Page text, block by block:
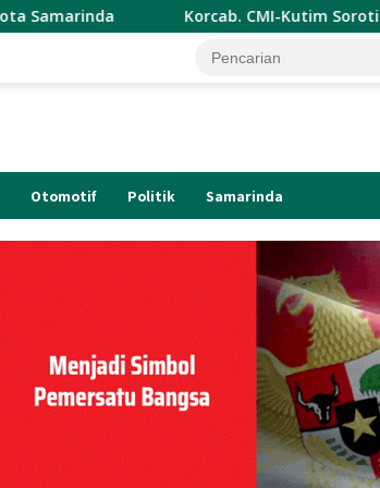
Korcab. CMI-Kutim Soroti Debu Jalanan
Otomotif Politik Samarinda